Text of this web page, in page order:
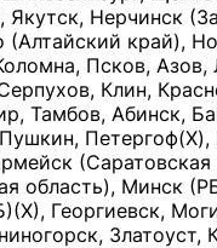
Нерчинск
край),
Псков, Азов,
Клин,
Тамбов, Абинск,
Петергоф(Х),
(Саратовская
область), Минск
Георгиевск,
Златоуст,